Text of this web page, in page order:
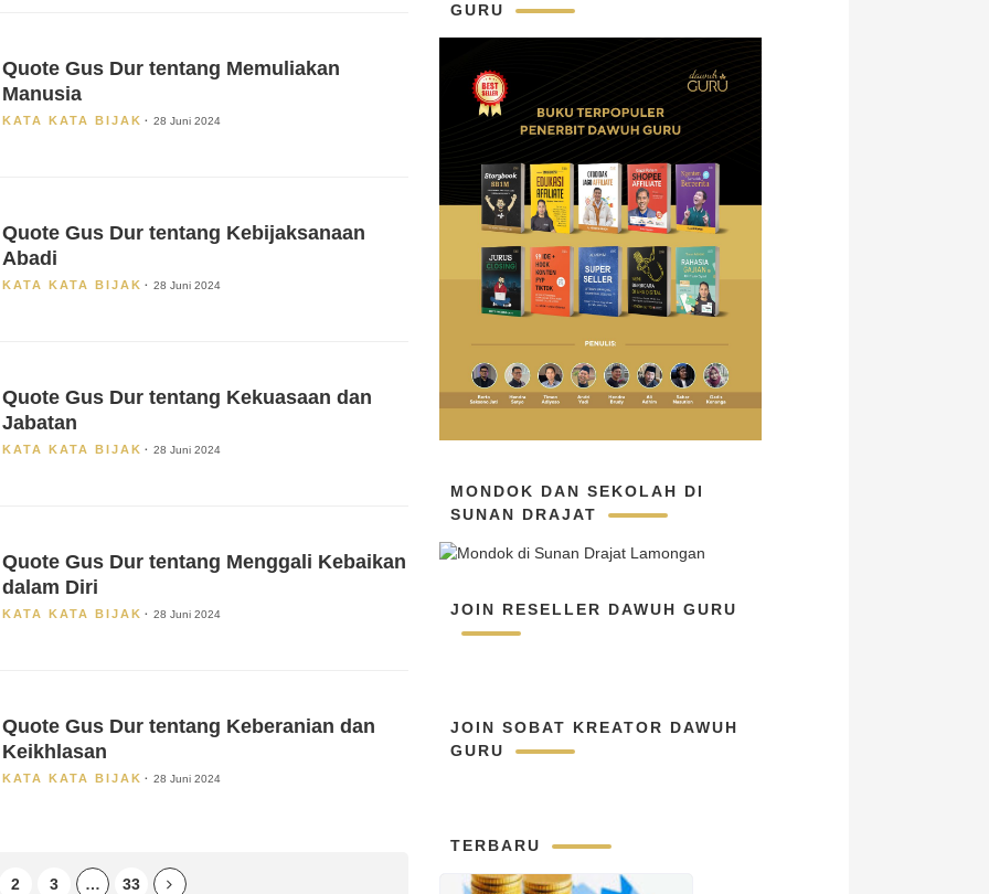
Quote Gus Dur tentang Memuliakan
Manusia
KATA KATA BIJAK 28 Juni 2024
Quote Gus Dur tentang Kebijaksanaan
Abadi
KATA KATA BIJAK 28 Juni 2024
Quote Gus Dur tentang Kekuasaan dan
Jabatan
KATA KATA BIJAK 28 Juni 2024
Quote Gus Dur tentang Menggali Kebaikan
dalam Diri
KATA KATA BIJAK 28 Juni 2024
Quote Gus Dur tentang Keberanian dan
Keikhlasan
KATA KATA BIJAK 28 Juni 2024
2 3 … 33
GURU
MONDOK DAN SEKOLAH DI
SUNAN DRAJAT
JOIN RESELLER DAWUH GURU
JOIN SOBAT KREATOR DAWUH
GURU
TERBARU